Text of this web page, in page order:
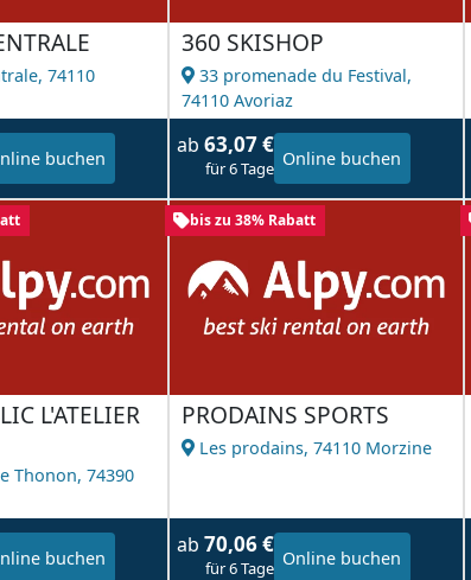
74110
buchen
360 SKISHOP
33 promenade du Festival,
74110 Avoriaz
ab 63,07 €
für 6 Tage Online buchen
L'ATELIER
Thonon, 74390
buchen
bis zu 38% Rabatt
PRODAINS SPORTS
Les prodains, 74110 Morzine
ab 70,06 €
für 6 Tage Online buchen